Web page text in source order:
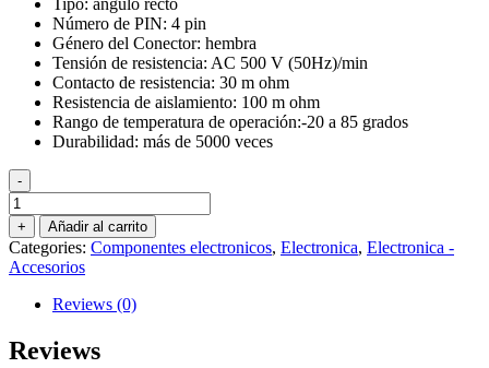
Número de PIN: 4 pin
Género del Conector: hembra
Tensión de resistencia: AC 500 V (50Hz)/min
Contacto de resistencia: 30 m ohm
Resistencia de aislamiento: 100 m ohm
Rango de temperatura de operación:-20 a 85 grados
Durabilidad: más de 5000 veces
-
Conector
Usb
Tipo
B
Hembra
Grados
Pcb
Impresora
+ Añadir al carrito
Categories: Componentes electronicos, Electronica, Electronica -
Accesorios
Reviews (0)
Reviews